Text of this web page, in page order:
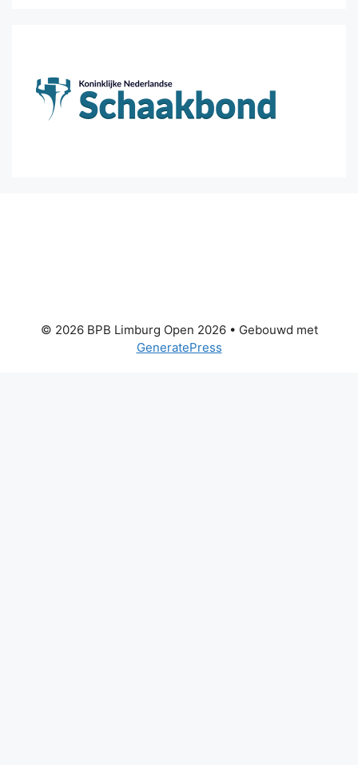
© 2026 BPB Limburg Open 2026• Gebouwd met
GeneratePress